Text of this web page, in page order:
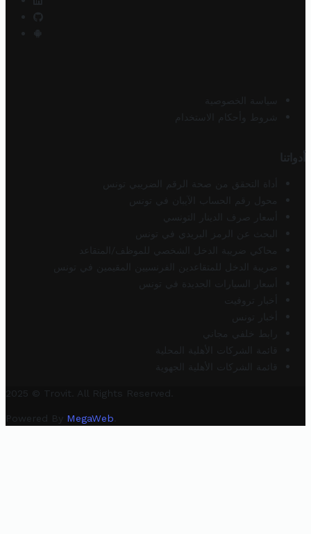
سياسة الخصوصية
شروط وأحكام الاستخدام
أدواتنا
أداة التحقق من صحة الرقم الضريبي تونس
محول رقم الحساب الآيبان في تونس
أسعار صرف الدينار التونسي
البحث عن الرمز البريدي في تونس
محاكي ضريبة الدخل الشخصي للموظف/المتقاعد
ضريبة الدخل للمتقاعدين الفرنسيين المقيمين في تونس
أسعار السيارات الجديدة في تونس
أخبار تروفيت
أخبار تونس
رابط خلفي مجاني
قائمة الشركات الأهلية المحلية
قائمة الشركات الأهلية الجهوية
2025 © Trovit. All Rights Reserved.
Powered By MegaWeb